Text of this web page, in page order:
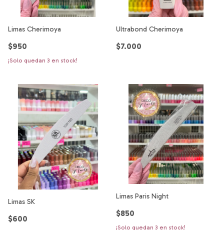
Limas Cherimoya
$950
¡Solo quedan 3 en stock!
Ultrabond Cherimoya
$7.000
Limas SK
$600
Limas Paris Night
$850
¡Solo quedan 3 en stock!